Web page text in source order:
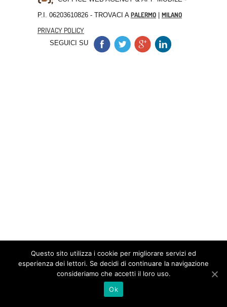
P.I. 06203610826 - TROVACI A PALERMO MILANO
PRIVACY POLICY
SEGUICI SU
Questo sito utilizza i cookie per migliorare servizi ed
esperienza dei lettori. Se decidi di continuare la navigazione
consideriamo che accetti il loro uso.
Ok